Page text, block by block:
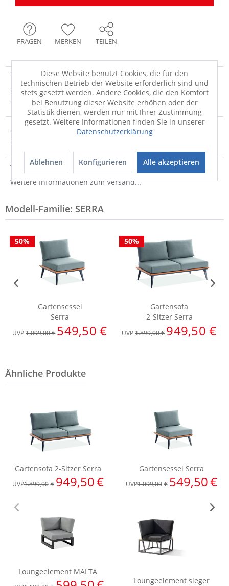
FRAGEN MERKEN TEILEN
Produktdetails
· metallfarben, holzfarben, schwarz · Teak, Kunstfaser
Chemiefaser · Gestell: Aluminium ·... mehr
Produktsicherheit
Produktsicherheit
Versandinfo
Weitere Informationen zum Versand...
Modell-Familie: SERRA
50%
Gartensessel
Serra
UVP1.099,00 € 549,50 €
50%
Gartensofa
2-Sitzer Serra
UVP1.899,00 € 949,50 €
Diese Website benutzt Cookies, die für den
technischen Betrieb der Website erforderlich sind und
stets gesetzt werden. Andere Cookies, die den Komfort
bei Benutzung dieser Website erhöhen oder der
Statistik dienen, werden nur mit Ihrer Zustimmung
gesetzt. Weitere Informationen finden Sie in unserer
Datenschutzerklärung
Ablehnen Konfigurieren Alle akzeptieren